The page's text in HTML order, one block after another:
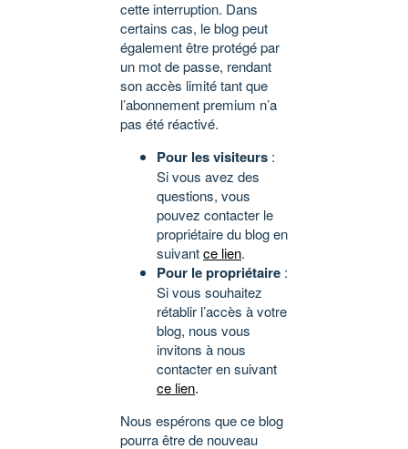
cette interruption. Dans
certains cas, le blog peut
également être protégé par
un mot de passe, rendant
son accès limité tant que
l’abonnement premium n’a
pas été réactivé.
Pour les visiteurs :
Si vous avez des
questions, vous
pouvez contacter le
propriétaire du blog en
suivantce lien.
Pour le propriétaire :
Si vous souhaitez
rétablir l’accès à votre
blog, nous vous
invitons à nous
contacter en suivant
ce lien.
Nous espérons que ce blog
pourra être de nouveau